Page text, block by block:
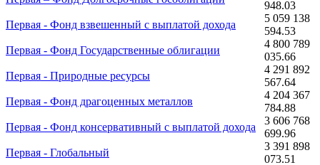
948.03
Первая - Фонд взвешенный с выплатой дохода
5 059 138
594.53
Первая - Фонд Государственные облигации
4 800 789
035.66
Первая - Природные ресурсы
4 291 892
567.64
Первая - Фонд драгоценных металлов
4 204 367
784.88
Первая - Фонд консервативный с выплатой дохода
3 606 768
699.96
Первая - Глобальный
3 391 898
073.51